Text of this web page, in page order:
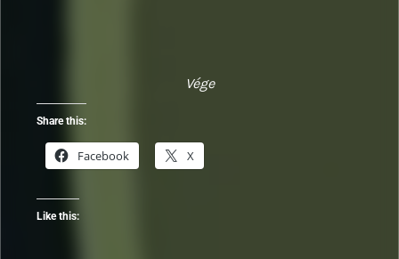
Vége
Share this:
Facebook X
Like this: